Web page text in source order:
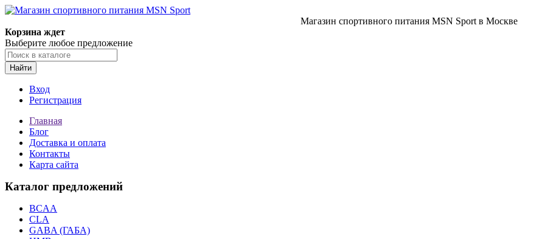
Магазин спортивного питания MSN Sport в Москве
Корзина ждет
Выберите любое предложение
Найти
Вход
Регистрация
Главная
Блог
Доставка и оплата
Контакты
Карта сайта
Каталог предложений
BCAA
CLA
GABA (ГАБА)